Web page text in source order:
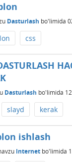
Dasturlash bo'limida
css
Dasturlash bo'limida
slayd kerak
ishlash
Internet bo'limida